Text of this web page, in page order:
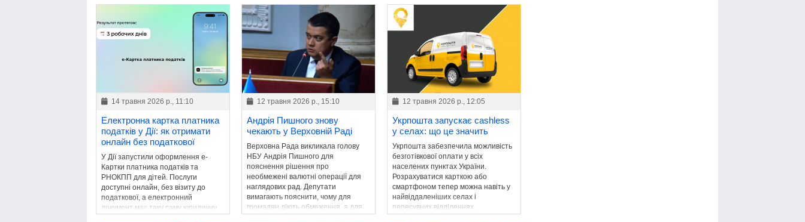
бюджету.
14 травня 2026 р., 11:10
Електронна картка платника
податків у Дії: як отримати
онлайн без податкової
У Дії запустили оформлення е-
Картки платника податків та
РНОКПП для дітей. Послуги
доступні онлайн, без візиту до
податкової, а електронний
документ має таку саму юридичну
12 травня 2026 р., 15:10
Андрія Пишного знову
чекають у Верховній Раді
Верховна Рада викликала голову
НБУ Андрія Пишного для
пояснення рішення про
необмежені валютні операції для
наглядових рад. Депутати
вимагають пояснити, чому для
громадян діють обмеження, а для
окремих категорій – ні.
12 травня 2026 р., 12:05
Укрпошта запускає cashless
у селах: що це значить
Укрпошта забезпечила можливість
безготівкової оплати у всіх
населених пунктах України.
Розрахуватися карткою або
смартфоном тепер можна навіть у
найвіддаленіших селах і
пересувних відділеннях.